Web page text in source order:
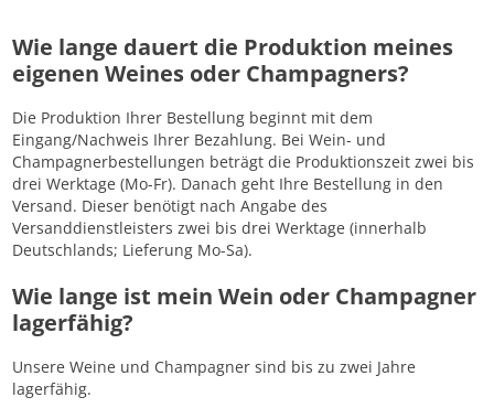
Wie lange dauert die Produktion meines
eigenen Weines oder Champagners?
Die Produktion Ihrer Bestellung beginnt mit dem
Eingang/Nachweis Ihrer Bezahlung. Bei Wein- und
Champagnerbestellungen beträgt die Produktionszeit zwei bis
drei Werktage (Mo-Fr). Danach geht Ihre Bestellung in den
Versand. Dieser benötigt nach Angabe des
Versanddienstleisters zwei bis drei Werktage (innerhalb
Deutschlands; Lieferung Mo-Sa).
Wie lange ist mein Wein oder Champagner
lagerfähig?
Unsere Weine und Champagner sind bis zu zwei Jahre
lagerfähig.